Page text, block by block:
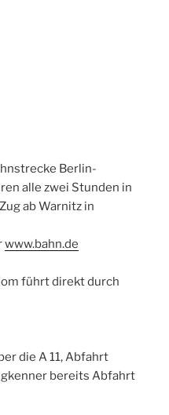
Berlin-
alle zwei Stunden in
ab Warnitz in
www.bahn.de
führt direkt durch
die A 11, Abfahrt
bereits Abfahrt